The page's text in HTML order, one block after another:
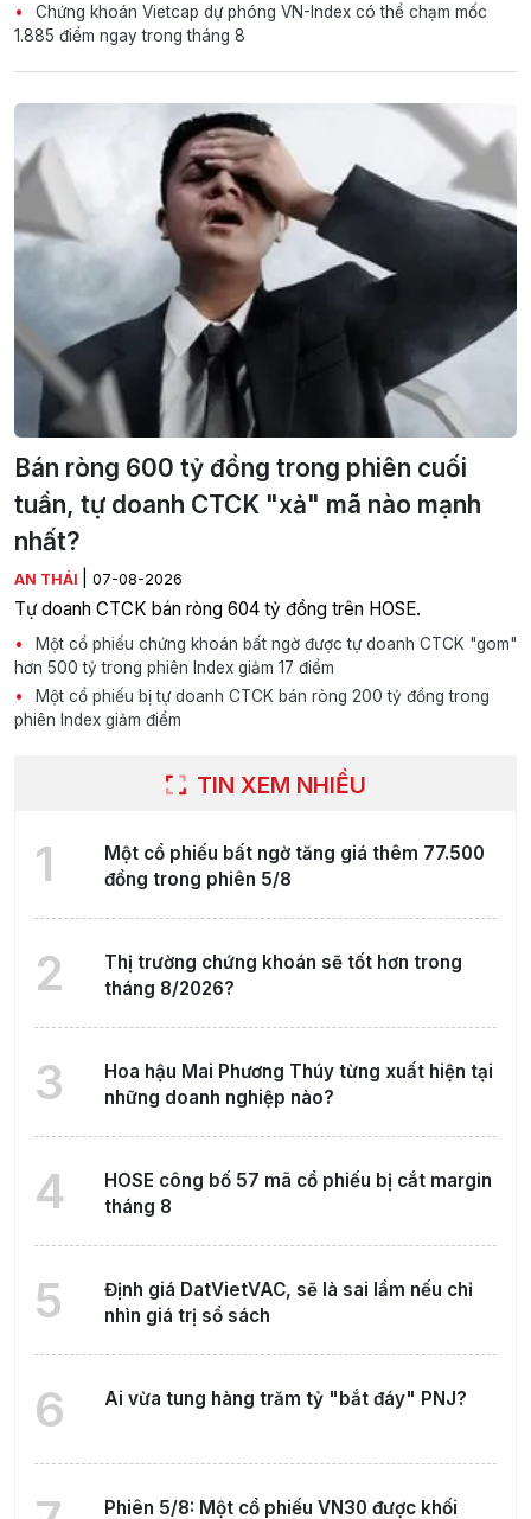
Chứng khoán Vietcap dự phóng VN-Index có thể chạm mốc
1.885 điểm ngay trong tháng 8
Bán ròng 600 tỷ đồng trong phiên cuối
tuần, tự doanh CTCK "xả" mã nào mạnh
nhất?
AN THÁI 07-08-2026
Tự doanh CTCK bán ròng 604 tỷ đồng trên HOSE.
Một cổ phiếu chứng khoán bất ngờ được tự doanh CTCK "gom"
hơn 500 tỷ trong phiên Index giảm 17 điểm
Một cổ phiếu bị tự doanh CTCK bán ròng 200 tỷ đồng trong
phiên Index giảm điểm
TIN XEM NHIỀU
1
Một cổ phiếu bất ngờ tăng giá thêm 77.500
đồng trong phiên 5/8
2
Thị trường chứng khoán sẽ tốt hơn trong
tháng 8/2026?
3
Hoa hậu Mai Phương Thúy từng xuất hiện tại
những doanh nghiệp nào?
4
HOSE công bố 57 mã cổ phiếu bị cắt margin
tháng 8
5
Định giá DatVietVAC, sẽ là sai lầm nếu chỉ
nhìn giá trị sổ sách
6 Ai vừa tung hàng trăm tỷ "bắt đáy" PNJ?
Phiên 5/8: Một cổ phiếu VN30 được khối